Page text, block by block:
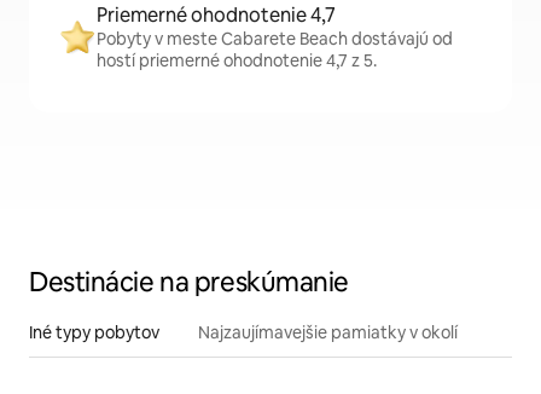
Priemerné ohodnotenie 4,7
Pobyty v meste Cabarete Beach dostávajú od
hostí priemerné ohodnotenie 4,7 z 5.
Destinácie na preskúmanie
Iné typy pobytov Najzaujímavejšie pamiatky v okolí